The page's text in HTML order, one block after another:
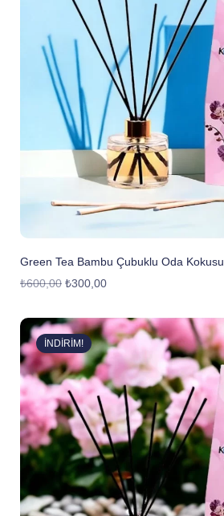
Green Tea Bambu Çubuklu Oda Kokusu
₺600,00 ₺300,00
İNDIRIM!